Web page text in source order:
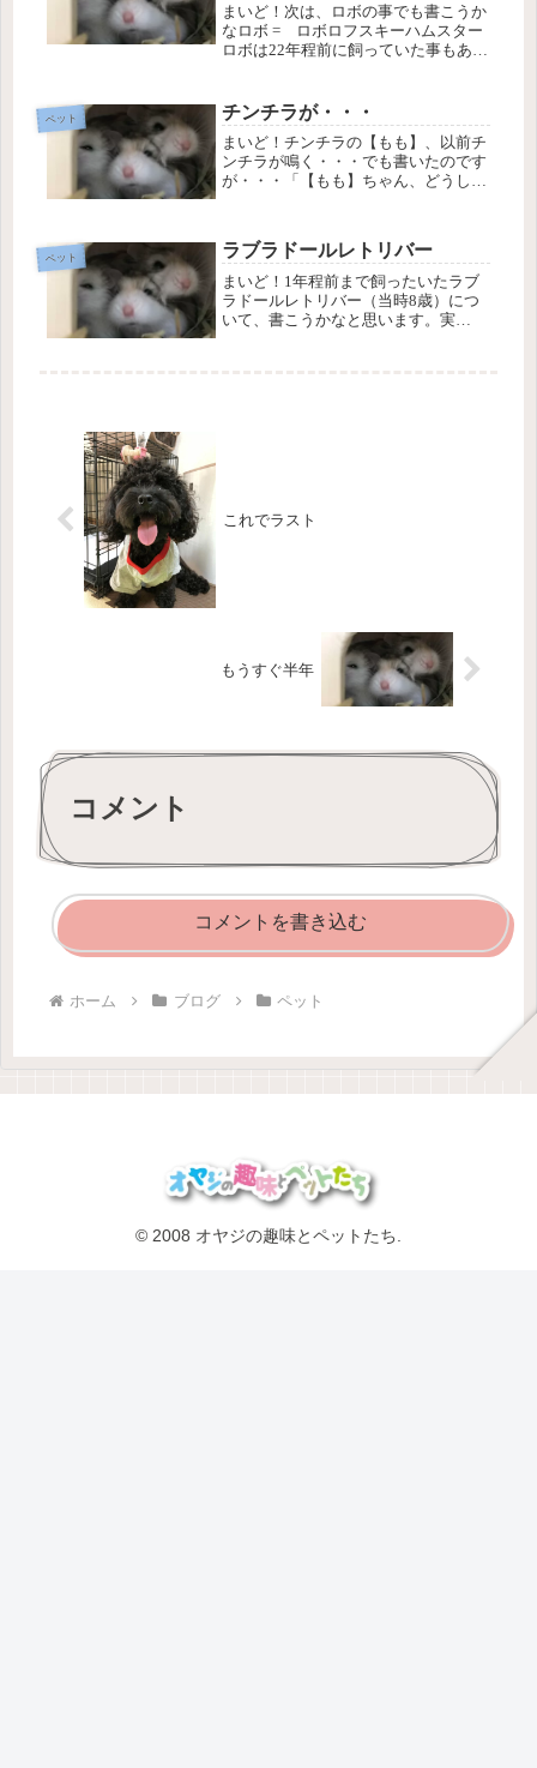
まいど！次は、ロボの事でも書こうか
なロボ = ロボロフスキーハムスター
ロボは22年程前に飼っていた事もあり
飼っていたけど）ジモティーでロボが
生まれたのであげますって、ことで里
親...
ペット チンチラが・・・
まいど！チンチラの【もも】、以前チ
ンチラが鳴く・・・でも書いたのです
が・・・「【もも】ちゃん、どうした
くれるんですが、最近は夜中に私がト
イレに起きるだけで、「きゅーーーー
ー...
ペット ラブラドールレトリバー
まいど！1年程前まで飼ったいたラブ
ラドールレトリバー（当時8歳）につ
いて、書こうかなと思います。実
これでラスト
もうすぐ半年
コメント
コメントを書き込む
ホーム ブログ ペット
© 2008 オヤジの趣味とペットたち.